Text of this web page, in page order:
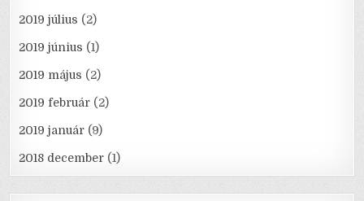
2019 július (2)
2019 június (1)
2019 május (2)
2019 február (2)
2019 január (9)
2018 december (1)